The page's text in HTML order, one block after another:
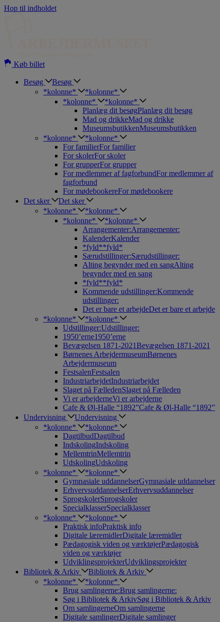
Hop til indholdet
Køb billet
Besøg
Besøg
*kolonne*
*kolonne*
*kolonne*
*kolonne*
Planlæg dit besøgPlanlæg dit besøg
Mad og drikkeMad og drikke
MuseumsbutikkenMuseumsbutikken
*kolonne*
*kolonne*
For familierFor familier
For skolerFor skoler
For grupperFor grupper
For medlemmer af fagforbundFor medlemmer af
fagforbund
For mødebookereFor mødebookere
Det sker
Det sker
*kolonne*
*kolonne*
*kolonne*
*kolonne*
Arrangementer:Arrangementer:
KalenderKalender
*fyld**fyld*
Særudstillinger:Særudstillinger:
Alting begynder med en sangAlting
begynder med en sang
*fyld**fyld*
Kommende udstillinger:Kommende
udstillinger:
Det er bare et arbejdeDet er bare et arbejde
*kolonne*
*kolonne*
Udstillinger:Udstillinger:
1950’erne1950’erne
Bevægelsen 1871-2021Bevægelsen 1871-2021
Børnenes ArbejdermuseumBørnenes
Arbejdermuseum
FestsalenFestsalen
IndustriarbejdetIndustriarbejdet
Slaget på FælledenSlaget på Fælleden
Vi er arbejderneVi er arbejderne
Cafe & Øl-Halle “1892”Cafe & Øl-Halle “1892”
Undervisning
Undervisning
*kolonne*
*kolonne*
DagtilbudDagtilbud
IndskolingIndskoling
MellemtrinMellemtrin
UdskolingUdskoling
*kolonne*
*kolonne*
Gymnasiale uddannelserGymnasiale uddannelser
ErhvervsuddannelserErhvervsuddannelser
SprogskolerSprogskoler
SpecialklasserSpecialklasser
*kolonne*
*kolonne*
Praktisk infoPraktisk info
Digitale læremidlerDigitale læremidler
Pædagogisk viden og værktøjerPædagogisk
viden og værktøjer
UdviklingsprojekterUdviklingsprojekter
Bibliotek & Arkiv
Bibliotek & Arkiv
*kolonne*
*kolonne*
Brug samlingerne:Brug samlingerne:
Søg i Bibliotek & ArkivSøg i Bibliotek & Arkiv
Om samlingerneOm samlingerne
Digitale samlingerDigitale samlinger